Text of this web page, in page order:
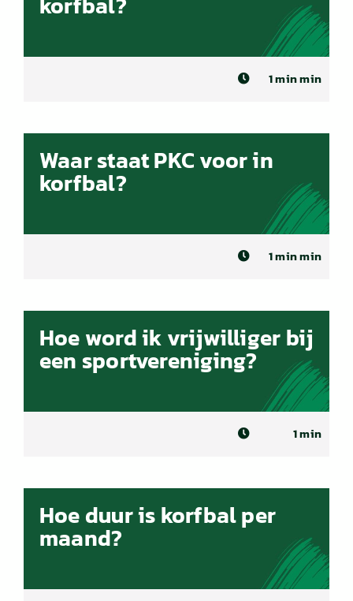
1 min min
Waar staat PKC voor in
korfbal?
1 min min
Hoe word ik vrijwilliger bij
een sportvereniging?
1 min
Hoe duur is korfbal per
maand?